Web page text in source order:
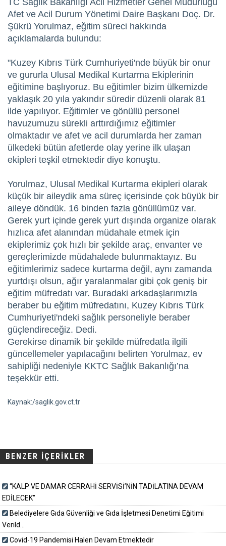
TC Sağlık Bakanlığı Acil Hizmetler Genel Müdürlüğü
Afet ve Acil Durum Yönetimi Daire Başkanı Doç. Dr.
Şükrü Yorulmaz, eğitim süreci hakkında
açıklamalarda bulundu:
"Kuzey Kıbrıs Türk Cumhuriyeti'nde büyük bir onur
ve gururla Ulusal Medikal Kurtarma Ekiplerinin
eğitimine başlıyoruz. Bu eğitimler bizim ülkemizde
yaklaşık 20 yıla yakındır süredir düzenli olarak 81
ilde yapılıyor. Eğitimler ve gönüllü personel
havuzumuzu sürekli arttırdığımız eğitimler
olmaktadır ve afet ve acil durumlarda her zaman
ülkedeki bütün afetlerde olay yerine ilk ulaşan
ekipleri teşkil etmektedir diye konuştu.
Yorulmaz, Ulusal Medikal Kurtarma ekipleri olarak
küçük bir aileydik ama süreç içerisinde çok büyük bir
aileye döndük. 16 binden fazla gönüllümüz var.
Gerek yurt içinde gerek yurt dışında organize olarak
hızlıca afet alanından müdahale etmek için
ekiplerimiz çok hızlı bir şekilde araç, envanter ve
gereçlerimizde müdahalede bulunmaktayız. Bu
eğitimlerimiz sadece kurtarma değil, aynı zamanda
yurtdışı olsun, ağır yaralanmalar gibi çok geniş bir
eğitim müfredatı var. Buradaki arkadaşlarımızla
beraber bu eğitim müfredatını, Kuzey Kıbrıs Türk
Cumhuriyeti'ndeki sağlık personeliyle beraber
güçlendireceğiz. Dedi.
Gerekirse dinamik bir şekilde müfredatla ilgili
güncellemeler yapılacağını belirten Yorulmaz, ev
sahipliği nedeniyle KKTC Sağlık Bakanlığı’na
teşekkür etti.
Kaynak:/saglik.gov.ct.tr
BENZER İÇERİKLER
“KALP VE DAMAR CERRAHİ SERVİSİ’NİN TADİLATINA DEVAM
EDİLECEK”
Belediyelere Gıda Güvenliği ve Gıda İşletmesi Denetimi Eğitimi
Verild...
Covid-19 Pandemisi Halen Devam Etmektedir